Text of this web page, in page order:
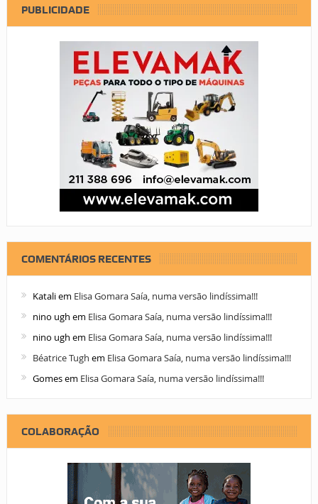
PUBLICIDADE
COMENTÁRIOS RECENTES
Kataliem Elisa Gomara Saía, numa versão lindíssima!!!
nino ugh em Elisa Gomara Saía, numa versão lindíssima!!!
nino ugh em Elisa Gomara Saía, numa versão lindíssima!!!
Béatrice Tugh em Elisa Gomara Saía, numa versão lindíssima!!!
Gomesem Elisa Gomara Saía, numa versão lindíssima!!!
COLABORAÇÃO